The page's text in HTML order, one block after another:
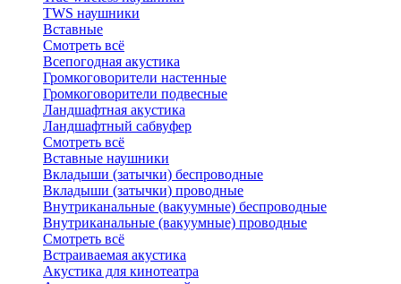
TWS наушники
Вставные
Смотреть всё
Всепогодная акустика
Громкоговорители настенные
Громкоговорители подвесные
Ландшафтная акустика
Ландшафтный сабвуфер
Смотреть всё
Вставные наушники
Вкладыши (затычки) беспроводные
Вкладыши (затычки) проводные
Внутриканальные (вакуумные) беспроводные
Внутриканальные (вакуумные) проводные
Смотреть всё
Встраиваемая акустика
Акустика для кинотеатра